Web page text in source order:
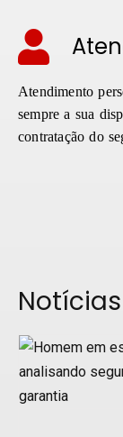
Atendimento
sempre a sua
contratação do
Notícias